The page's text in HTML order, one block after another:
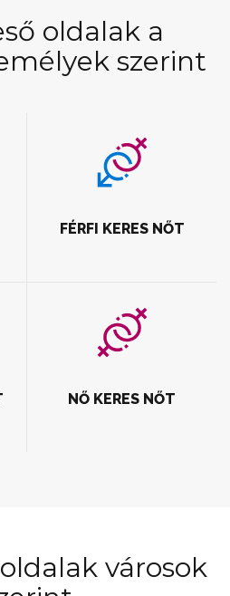
oldalak a
szerint
FÉRFI KERES NŐT
NŐ KERES NŐT
városok